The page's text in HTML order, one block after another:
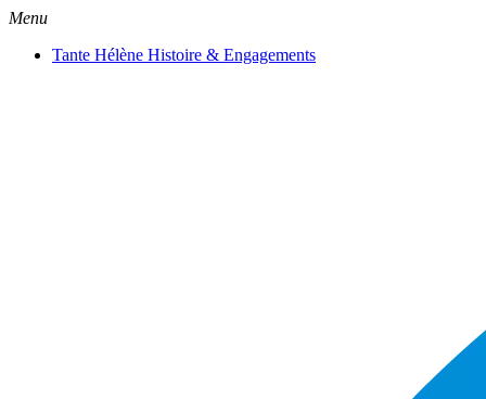
Menu
Tante Hélène Histoire & Engagements